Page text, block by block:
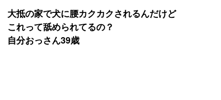
大抵の家で犬に腰カクカクされるんだけど
これって舐められてるの？
自分おっさん39歳